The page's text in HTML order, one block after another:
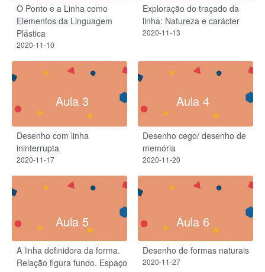
O Ponto e a Linha como
Elementos da Linguagem
Plástica
2020-11-10
Exploração do traçado da
linha: Natureza e carácter
2020-11-13
Aula 3
Desenho com linha
ininterrupta
2020-11-17
Aula 4
Desenho cego/ desenho de
memória
2020-11-20
Aula 5
A linha definidora da forma.
Relação figura fundo. Espaço
Aula 6
Desenho de formas naturais
2020-11-27